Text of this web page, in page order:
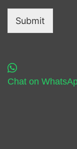
Submit
Chat on